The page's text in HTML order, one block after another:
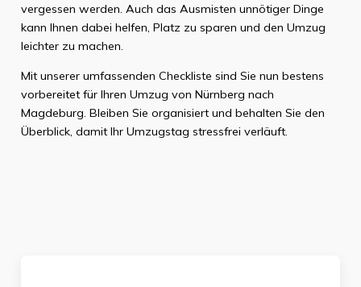
vergessen werden. Auch das Ausmisten unnötiger Dinge
kann Ihnen dabei helfen, Platz zu sparen und den Umzug
leichter zu machen.
Mit unserer umfassenden Checkliste sind Sie nun bestens
vorbereitet für Ihren Umzug von Nürnberg nach
Magdeburg. Bleiben Sie organisiert und behalten Sie den
Überblick, damit Ihr Umzugstag stressfrei verläuft.